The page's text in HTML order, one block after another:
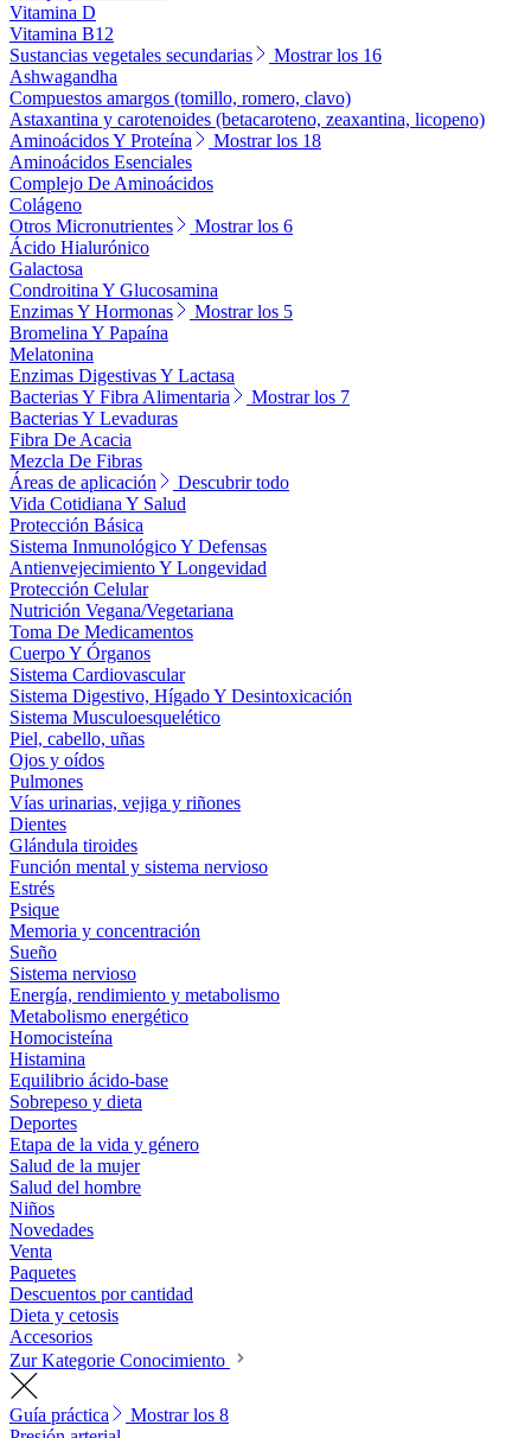
Vitamina D
Vitamina B12
Sustancias vegetales secundarias
Mostrar los 16
Ashwagandha
Compuestos amargos (tomillo, romero, clavo)
Astaxantina y carotenoides (betacaroteno, zeaxantina, licopeno)
Aminoácidos Y Proteína
Mostrar los 18
Aminoácidos Esenciales
Complejo De Aminoácidos
Colágeno
Otros Micronutrientes
Mostrar los 6
Ácido Hialurónico
Galactosa
Condroitina Y Glucosamina
Enzimas Y Hormonas
Mostrar los 5
Bromelina Y Papaína
Melatonina
Enzimas Digestivas Y Lactasa
Bacterias Y Fibra Alimentaria
Mostrar los 7
Bacterias Y Levaduras
Fibra De Acacia
Mezcla De Fibras
Áreas de aplicación
Descubrir todo
Vida Cotidiana Y Salud
Protección Básica
Sistema Inmunológico Y Defensas
Antienvejecimiento Y Longevidad
Protección Celular
Nutrición Vegana/Vegetariana
Toma De Medicamentos
Cuerpo Y Órganos
Sistema Cardiovascular
Sistema Digestivo, Hígado Y Desintoxicación
Sistema Musculoesquelético
Piel, cabello, uñas
Ojos y oídos
Pulmones
Vías urinarias, vejiga y riñones
Dientes
Glándula tiroides
Función mental y sistema nervioso
Estrés
Psique
Memoria y concentración
Sueño
Sistema nervioso
Energía, rendimiento y metabolismo
Metabolismo energético
Homocisteína
Histamina
Equilibrio ácido-base
Sobrepeso y dieta
Deportes
Etapa de la vida y género
Salud de la mujer
Salud del hombre
Niños
Novedades
Venta
Paquetes
Descuentos por cantidad
Dieta y cetosis
Accesorios
Zur Kategorie Conocimiento
Guía práctica
Mostrar los 8